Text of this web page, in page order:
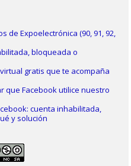
de Expoelectrónica (90, 91, 92,
bloqueada o
gratis que te acompaña
que Facebook utilice nuestro
cuenta inhabilitada,
y solución